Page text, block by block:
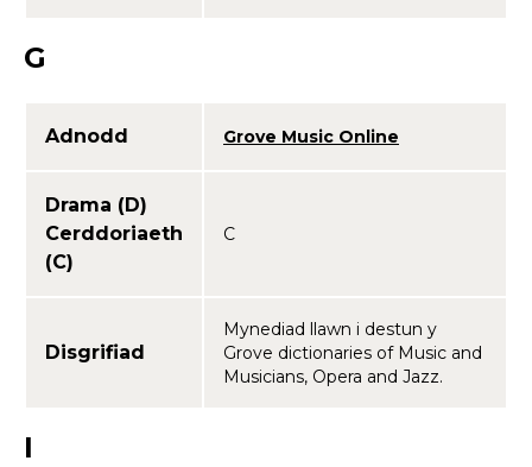
G
Adnodd Grove Music Online
Drama (D)
Cerddoriaeth
(C)
C
Disgrifiad
Mynediad llawn i destun y
Grove dictionaries of Music and
Musicians, Opera and Jazz.
I